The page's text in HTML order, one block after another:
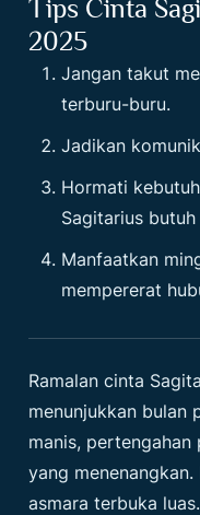
Tips Cinta
2025
Jangan takut
terburu-buru.
Jadikan
Hormati
Sagitarius
Manfaatkan
mempererat
Ramalan cinta
menunjukkan bulan
manis, pertengahan
yang
asmara terbuka